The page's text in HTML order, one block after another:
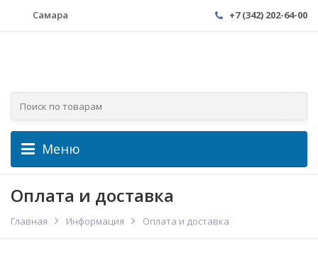
Самара +7 (342) 202-64-00
Меню
Оплата и доставка
Главная Информация Оплата и доставка